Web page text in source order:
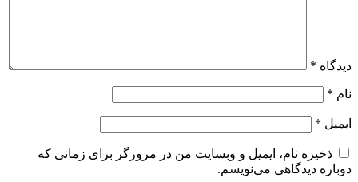
دیدگاه *
نام *
ایمیل *
ذخیره نام، ایمیل و وبسایت من در مرورگر برای زمانی که
دوباره دیدگاهی می‌نویسم.